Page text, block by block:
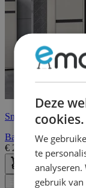
Snelle levering
Badkamerkast
€ 259,00 321,00
Filter
Deze
cookies.
We
te
gebruik